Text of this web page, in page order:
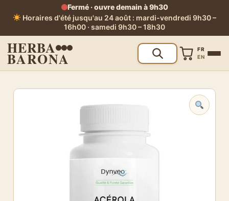
Fermé · ouvre demain à 9h30
Horaires d'été jusqu'au 24 août : mardi-vendredi 9h30 –
16h00 · samedi 9h30 – 18h30
HERBA
BARONA
FR
EN